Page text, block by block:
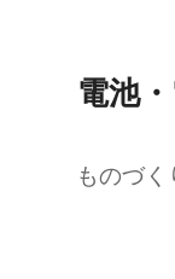
電池
ものづ